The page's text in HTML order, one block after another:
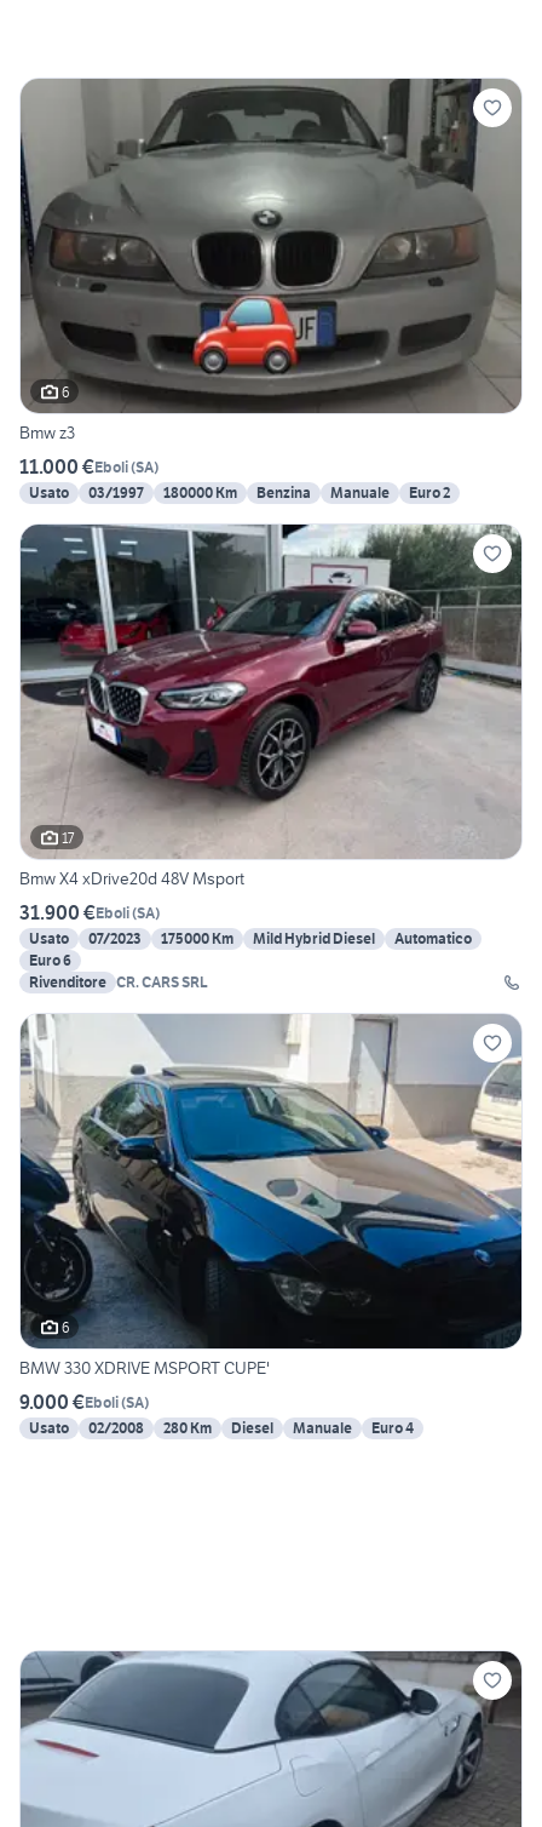
6
Bmw z3
11.000 €Eboli(SA)
Usato
03/1997 180000 Km Benzina Manuale Euro 2
17
Bmw X4 xDrive20d 48V Msport
31.900 €Eboli(SA)
Usato
07/2023 175000 Km Mild Hybrid Diesel
Automatico
Euro 6
Rivenditore CR. CARS SRL
6
BMW 330 XDRIVE MSPORT CUPE'
9.000 €Eboli(SA)
Usato
02/2008 280 Km Diesel Manuale Euro 4